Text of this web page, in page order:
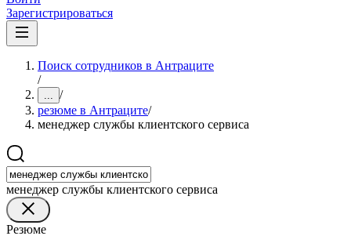
Зарегистрироваться
Поиск сотрудников в Антраците
/
... /
резюме в Антраците/
менеджер службы клиентского сервиса
менеджер службы клиентского сервиса
Резюме